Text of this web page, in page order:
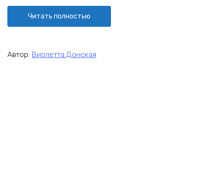
Читать полностью
Автор: Виолетта Донская